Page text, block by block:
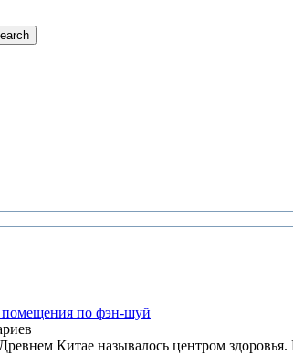
по фэн-шуй
Китае называлось центром